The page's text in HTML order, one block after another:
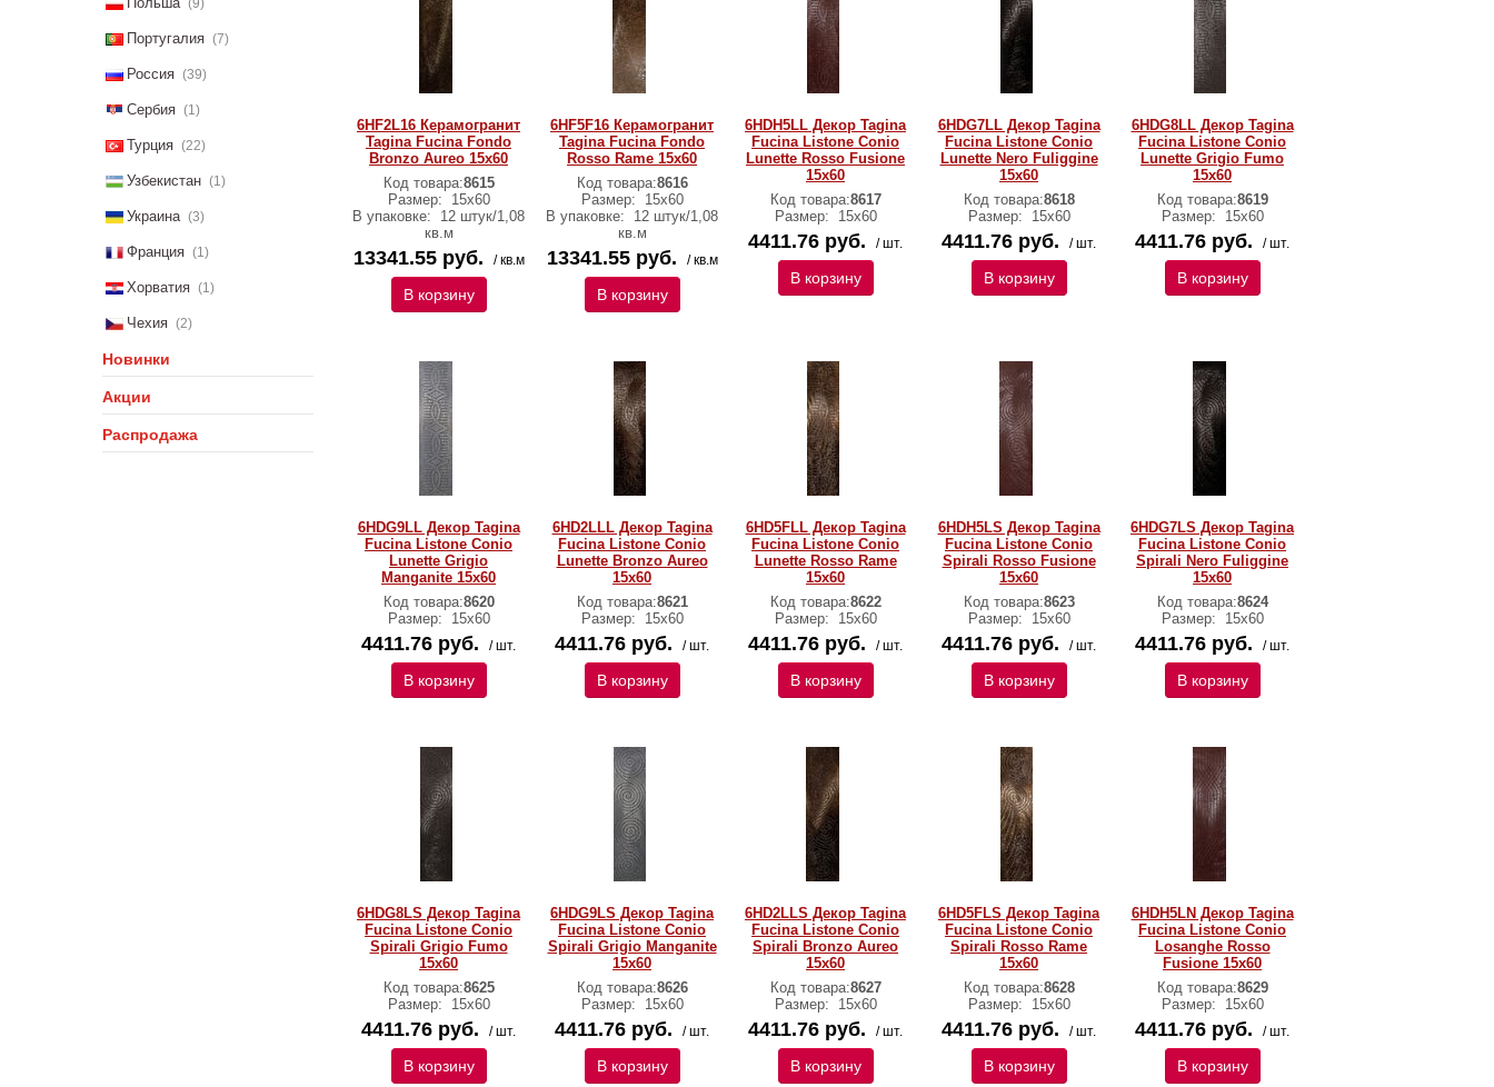
(9)
Португалия (7)
Россия (39)
Сербия (1)
Турция (22)
Узбекистан (1)
Украина (3)
Франция (1)
Хорватия (1)
Чехия (2)
Новинки
Акции
Распродажа
6HF2L16 Керамогранит
Tagina Fucina Fondo
Bronzo Aureo 15x60
Код товара:8615
Размер:
15x60
В упаковке:
12 штук/1,08
кв.м
13341.55 руб. / кв.м
В корзину
6HF5F16 Керамогранит
Tagina Fucina Fondo
Rosso Rame 15x60
Код товара:8616
Размер:
15x60
В упаковке:
12 штук/1,08
кв.м
13341.55 руб. / кв.м
В корзину
6HDH5LL Декор Tagina
Fucina Listone Conio
Lunette Rosso Fusione
15x60
Код товара:8617
Размер:
15x60
4411.76 руб. / шт.
В корзину
6HDG7LL Декор Tagina
Fucina Listone Conio
Lunette Nero Fuliggine
15x60
Код товара:8618
Размер:
15x60
4411.76 руб. / шт.
В корзину
6HDG8LL Декор Tagina
Fucina Listone Conio
Lunette Grigio Fumo
15x60
Код товара:8619
Размер:
15x60
4411.76 руб. / шт.
В корзину
6HDG9LL Декор Tagina
Fucina Listone Conio
Lunette Grigio
Manganite 15x60
Код товара:8620
Размер:
15x60
4411.76 руб. / шт.
В корзину
6HD2LLL Декор Tagina
Fucina Listone Conio
Lunette Bronzo Aureo
15x60
Код товара:8621
Размер:
15x60
4411.76 руб. / шт.
В корзину
6HD5FLL Декор Tagina
Fucina Listone Conio
Lunette Rosso Rame
15x60
Код товара:8622
Размер:
15x60
4411.76 руб. / шт.
В корзину
6HDH5LS Декор Tagina
Fucina Listone Conio
Spirali Rosso Fusione
15x60
Код товара:8623
Размер:
15x60
4411.76 руб. / шт.
В корзину
6HDG7LS Декор Tagina
Fucina Listone Conio
Spirali Nero Fuliggine
15x60
Код товара:8624
Размер:
15x60
4411.76 руб. / шт.
В корзину
6HDG8LS Декор Tagina
Fucina Listone Conio
Spirali Grigio Fumo
15x60
Код товара:8625
Размер:
15x60
4411.76 руб. / шт.
В корзину
6HDG9LS Декор Tagina
Fucina Listone Conio
Spirali Grigio Manganite
15x60
Код товара:8626
Размер:
15x60
4411.76 руб. / шт.
В корзину
6HD2LLS Декор Tagina
Fucina Listone Conio
Spirali Bronzo Aureo
15x60
Код товара:8627
Размер:
15x60
4411.76 руб. / шт.
В корзину
6HD5FLS Декор Tagina
Fucina Listone Conio
Spirali Rosso Rame
15x60
Код товара:8628
Размер:
15x60
4411.76 руб. / шт.
В корзину
6HDH5LN Декор Tagina
Fucina Listone Conio
Losanghe Rosso
Fusione 15x60
Код товара:8629
Размер:
15x60
4411.76 руб. / шт.
В корзину